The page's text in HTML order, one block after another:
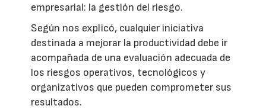
empresarial: la gestión del riesgo.
Según nos explicó, cualquier iniciativa
destinada a mejorar la productividad debe ir
acompañada de una evaluación adecuada de
los riesgos operativos, tecnológicos y
organizativos que pueden comprometer sus
resultados.